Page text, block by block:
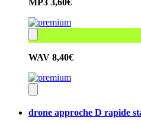
MP3 3,60€
WAV 8,40€
drone approche D rapide